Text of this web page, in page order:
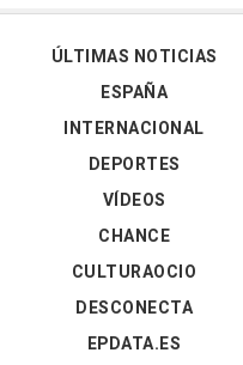
ÚLTIMAS NOTICIAS
ESPAÑA
INTERNACIONAL
DEPORTES
VÍDEOS
CHANCE
CULTURAOCIO
DESCONECTA
EPDATA.ES